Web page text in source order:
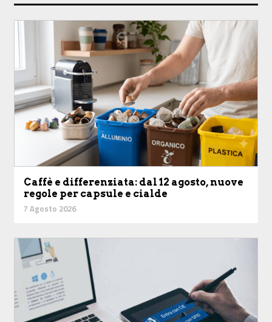
Caffè e differenziata: dal 12 agosto, nuove
regole per capsule e cialde
7 Agosto 2026